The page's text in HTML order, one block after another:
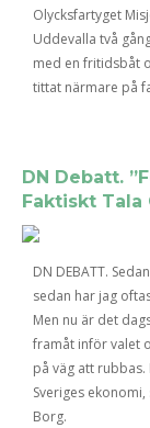
Olycksfartyget
Uddevalla två
med en fritidsbåt
tittat närmare på
DN Debatt.
Faktiskt Tala
DN DEBATT.
sedan har jag
Men nu är det
framåt inför valet
på väg att
Sveriges
Borg.